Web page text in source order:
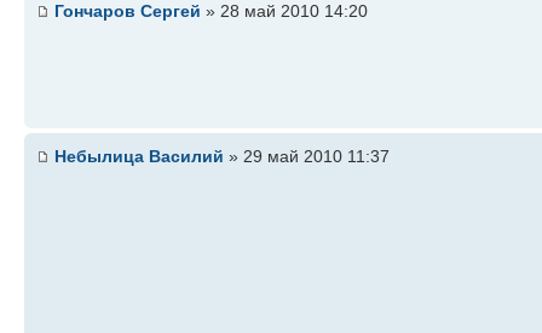
Гончаров Cергей » 28 май 2010 14:20
Небылица Василий » 29 май 2010 11:37